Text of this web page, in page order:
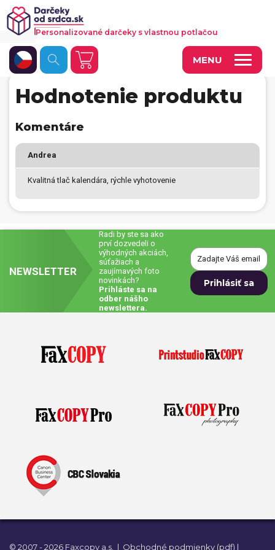
MENU
Fotoobrazy a dekorácie
Kalendáre
Fotoknihy a fotozošity
Tašky, vaky, ruksaky
Prívesky, dog tagy, odznaky
Darčeky
Úvod Produkty
Kontakty
Personalizované darčeky s vlastnou potlačou
Hodnotenie produktu
Komentáre
Andrea
Kvalitná tlač kalendára, rýchle vyhotovenie
NEWSLETTER
Radi by ste sa ako
prví dozvedeli o
výhodných akciách,
súťažiach a
zaujímavých foto
novinkách?
Prihláste sa na
odber nášho
newslettera.
© 2007 - 2026 Faxcopy a.s. | Obchodné podmienky (pdf) |